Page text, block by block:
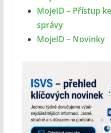
MojeID – Přístup
správy
MojeID – Novinky